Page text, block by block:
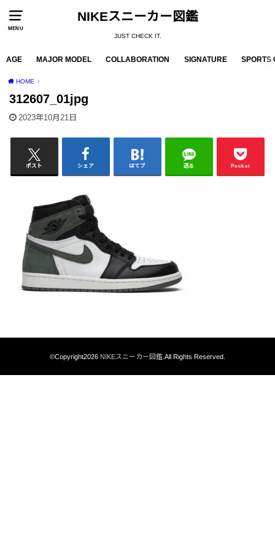
MENU
NIKEスニーカー図鑑
JUST CHECK IT.
AGE MAJOR MODEL COLLABORATION SIGNATURE SPORTS
HOME
312607_01jpg
2023年10月21日
ポスト シェア はてブ 送る Pocket
©Copyright2026 NIKEスニーカー図鑑.All Rights Reserved.